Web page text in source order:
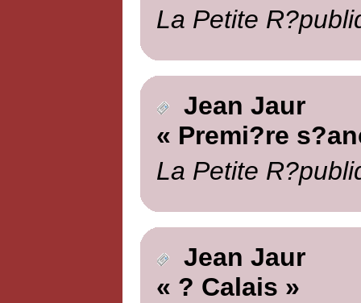
La Petite
Jean Jaur
« Premi?re
La Petite
Jean Jaur
« ? Calais »